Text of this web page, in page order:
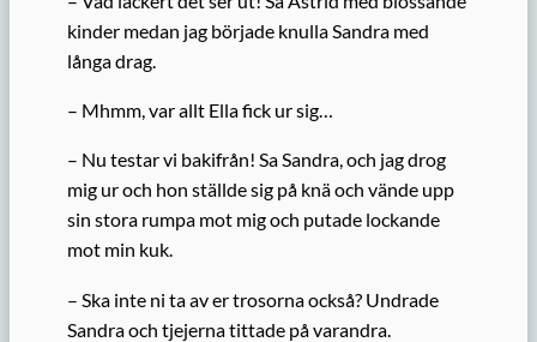
kinder medan jag började knulla Sandra med
långa drag.
– Mhmm, var allt Ella fick ur sig…
– Nu testar vi bakifrån! Sa Sandra, och jag drog
mig ur och hon ställde sig på knä och vände upp
sin stora rumpa mot mig och putade lockande
mot min kuk.
– Ska inte ni ta av er trosorna också? Undrade
Sandra och tjejerna tittade på varandra.